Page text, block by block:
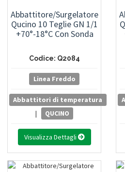
Abbattitore/Surgelatore
Qucino 10 Teglie GN 1/1
+70°-18°C Con Sonda
Codice: Q2084
Linea Freddo
Abbattitori di temperatura
|
QUCINO
Visualizza Dettagli